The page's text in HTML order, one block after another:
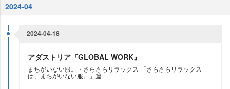
2024-04
2024-04-18
アダストリア『GLOBAL WORK』
まちがいない服。・さらさらリラックス 「さらさらリラックス
は、まちがいない服。」篇